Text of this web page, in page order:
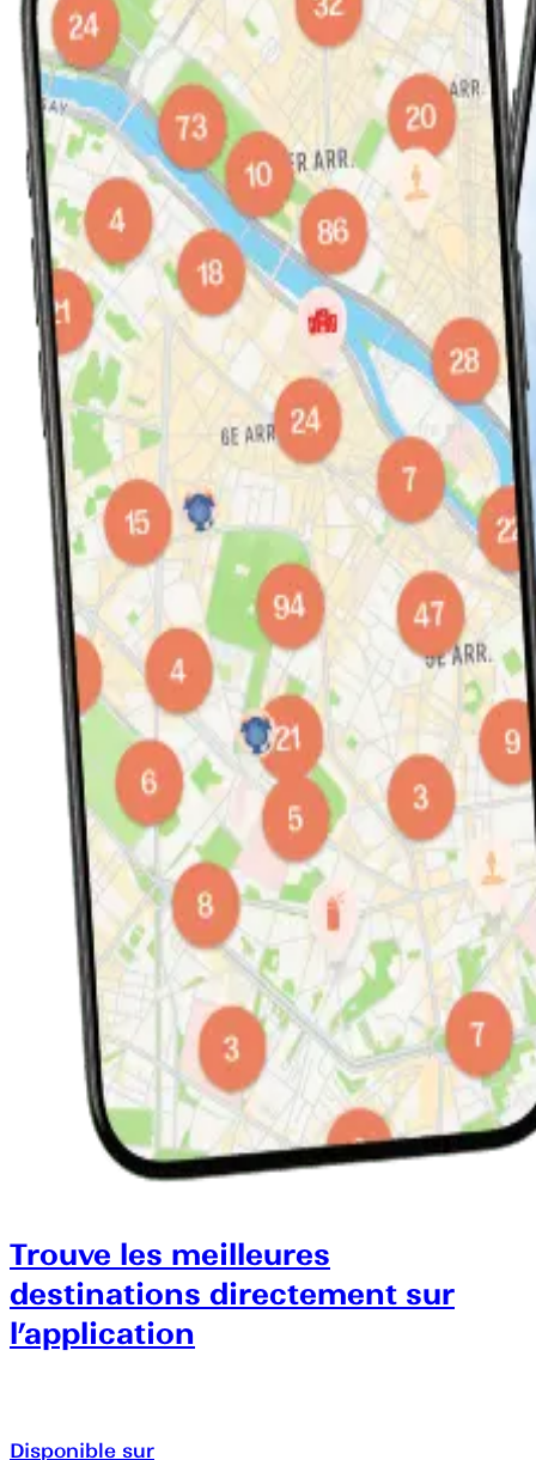
Trouve les meilleures
destinations directement sur
l’application
Disponible sur